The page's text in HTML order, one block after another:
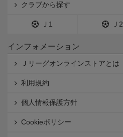
クラブから探す
Ｊ1 Ｊ2
インフォメーション
Ｊリーグオンラインストアとは
利用規約
個人情報保護方針
Cookieポリシー